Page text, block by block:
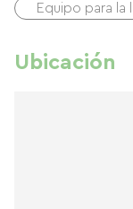
Equipo para
Ubicación